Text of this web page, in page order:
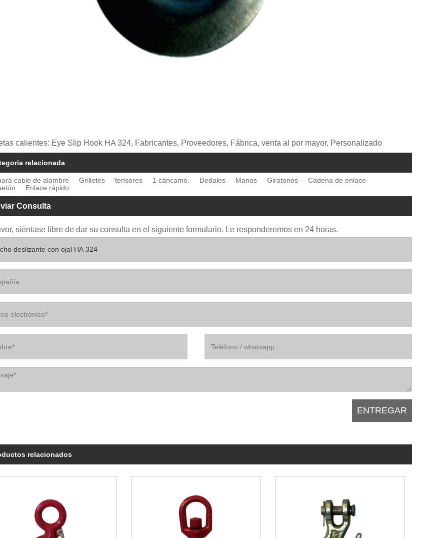
calientes: Eye Slip Hook HA 324, Fabricantes, Proveedores, Fábrica, venta al por mayor, Personalizado
relacionada
cable de alambre Grilletes tensores 1 cáncamo. Dedales Manos Giratorios
Cadena de enlace
Enlace rápido
Consulta
siéntase libre de dar su consulta en el siguiente formulario. Le responderemos en 24 horas.
relacionados